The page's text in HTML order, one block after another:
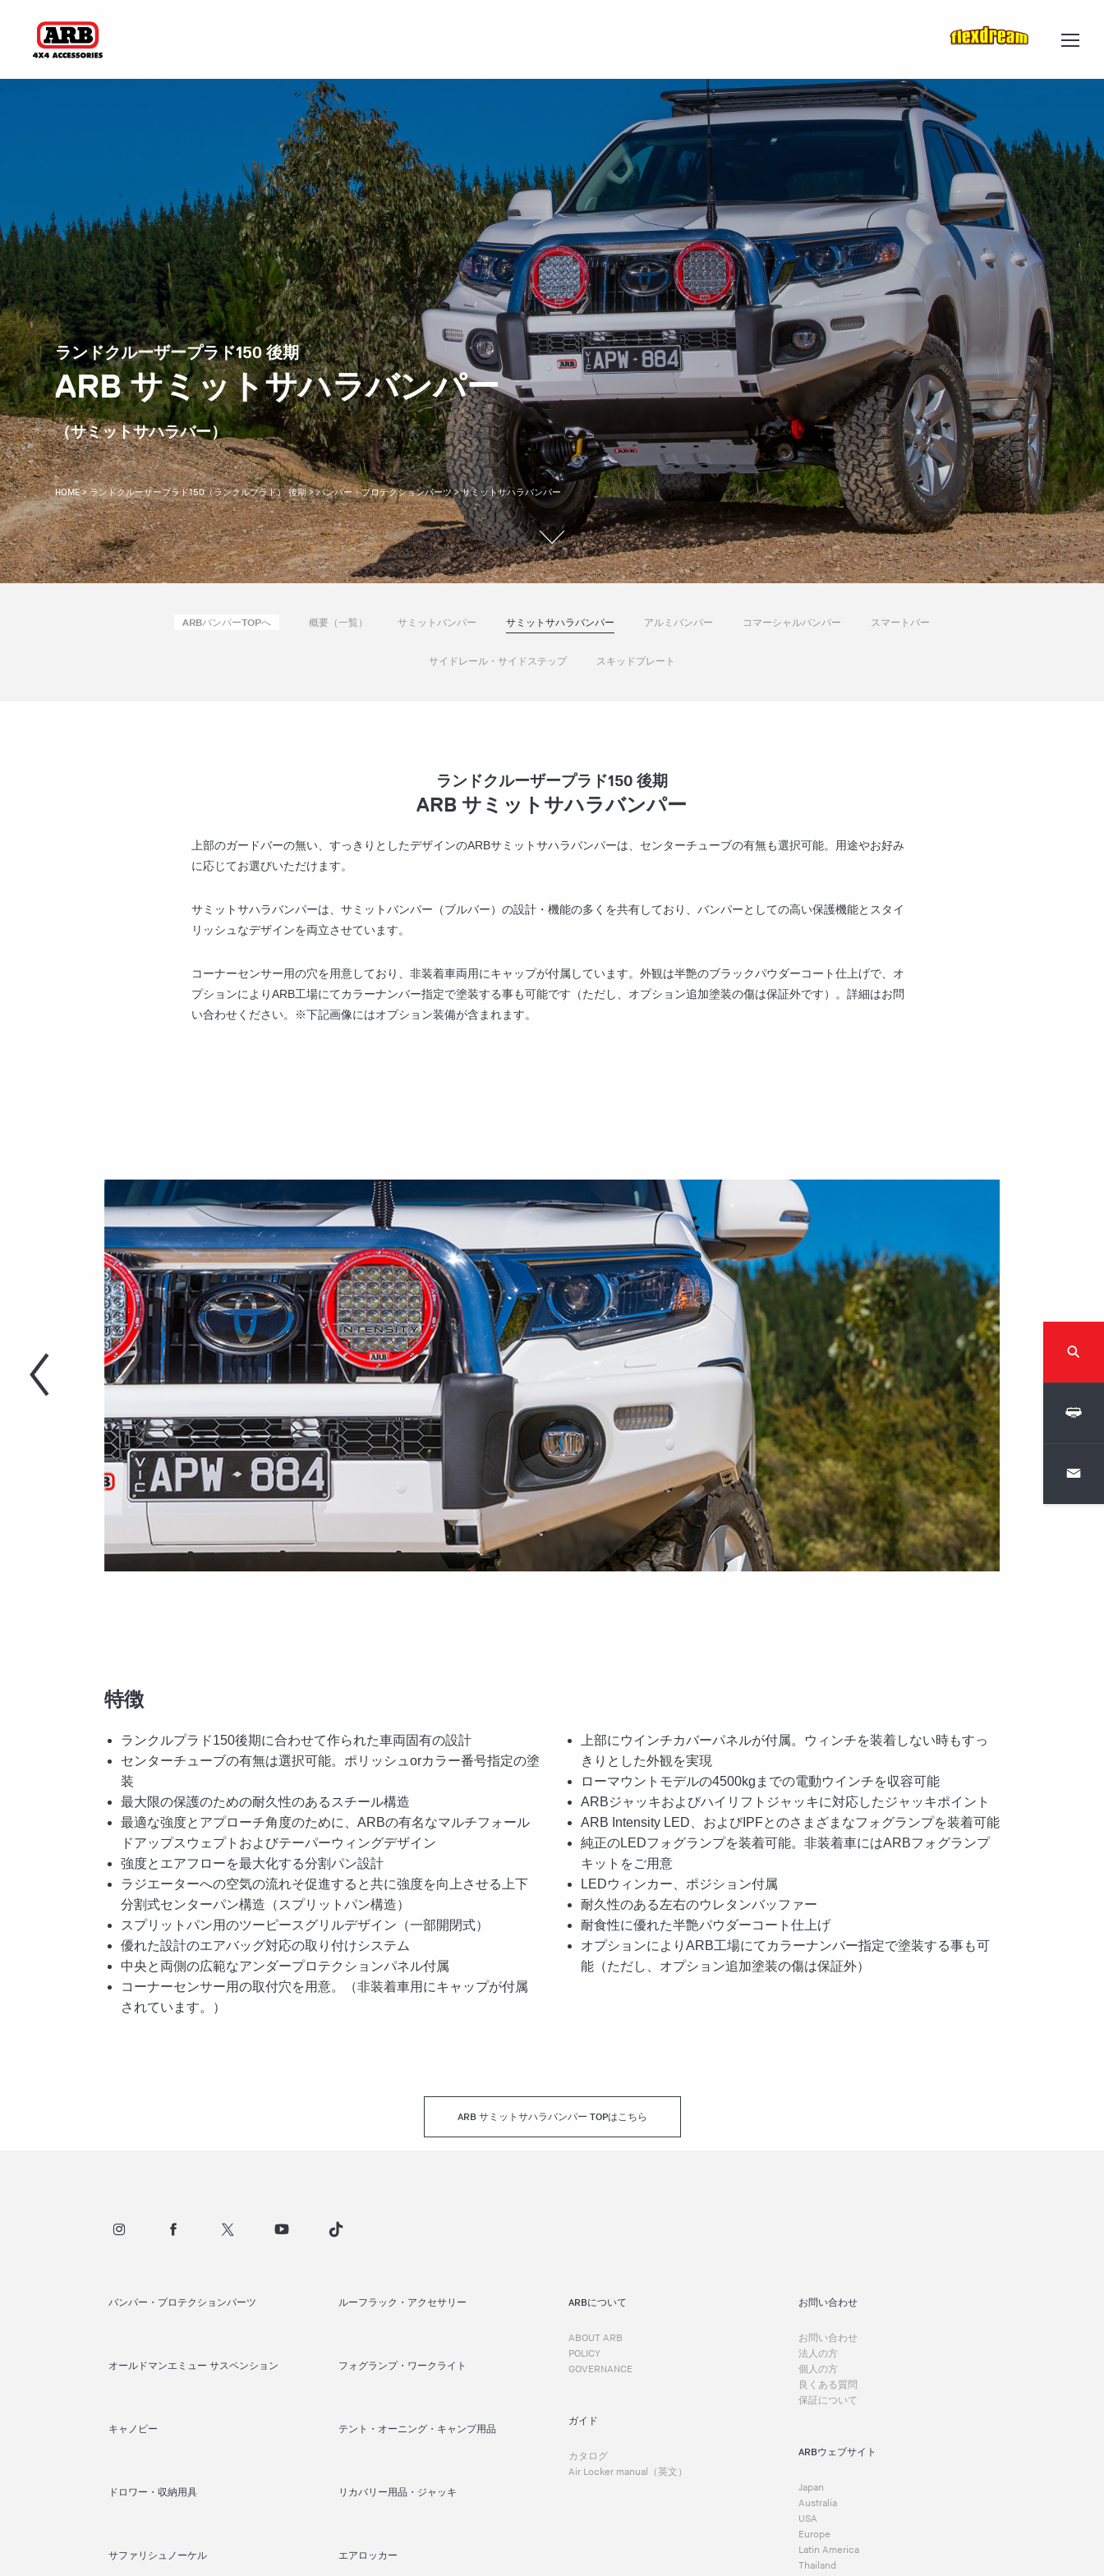
ランドクルーザープラド150 後期
ARB サミットサハラバンパー
（サミットサハラバー）
HOME>ランドクルーザープラド150（ランクルプラド） 後期>バンパー・プロテクションパーツ> サミットサハラバンパー
ARBバンパーTOPへ 概要（一覧） サミットバンパー サミットサハラバンパー アルミバンパー コマーシャルバンパー スマートバー
サイドレール・サイドステップ スキッドプレート
ランドクルーザープラド150 後期
ARB サミットサハラバンパー
上部のガードバーの無い、すっきりとしたデザインのARBサミットサハラバンパーは、センターチューブの有無も選択可能。用途やお好み
に応じてお選びいただけます。
サミットサハラバンパーは、サミットバンパー（ブルバー）の設計・機能の多くを共有しており、バンパーとしての高い保護機能とスタイ
リッシュなデザインを両立させています。
コーナーセンサー用の穴を用意しており、非装着車両用にキャップが付属しています。外観は半艶のブラックパウダーコート仕上げで、オ
プションによりARB工場にてカラーナンバー指定で塗装する事も可能です（ただし、オプション追加塗装の傷は保証外です）。詳細はお問
い合わせください。※下記画像にはオプション装備が含まれます。
特徴
ランクルプラド150後期に合わせて作られた車両固有の設計
センターチューブの有無は選択可能。ポリッシュorカラー番号指定の塗
装
最大限の保護のための耐久性のあるスチール構造
最適な強度とアプローチ角度のために、ARBの有名なマルチフォール
ドアップスウェプトおよびテーパーウィングデザイン
強度とエアフローを最大化する分割パン設計
ラジエーターへの空気の流れそ促進すると共に強度を向上させる上下
分割式センターパン構造（スプリットパン構造）
スプリットパン用のツーピースグリルデザイン（一部開閉式）
優れた設計のエアバッグ対応の取り付けシステム
中央と両側の広範なアンダープロテクションパネル付属
コーナーセンサー用の取付穴を用意。（非装着車用にキャップが付属
されています。）
上部にウインチカバーパネルが付属。ウィンチを装着しない時もすっ
きりとした外観を実現
ローマウントモデルの4500kgまでの電動ウインチを収容可能
ARBジャッキおよびハイリフトジャッキに対応したジャッキポイント
ARB Intensity LED、およびIPFとのさまざまなフォグランプを装着可能
純正のLEDフォグランプを装着可能。非装着車にはARBフォグランプ
キットをご用意
LEDウィンカー、ポジション付属
耐久性のある左右のウレタンバッファー
耐食性に優れた半艶パウダーコート仕上げ
オプションによりARB工場にてカラーナンバー指定で塗装する事も可
能（ただし、オプション追加塗装の傷は保証外）
ARB サミットサハラバンパー TOPはこちら
バンパー・プロテクションパーツ ルーフラック・アクセサリー
オールドマンエミュー サスペンション フォグランプ・ワークライト
キャノピー テント・オーニング・キャンプ用品
ドロワー・収納用具 リカバリー用品・ジャッキ
サファリシュノーケル エアロッカー
ARBについて
ABOUT ARB
POLICY
GOVERNANCE
ガイド
カタログ
Air Locker manual（英文）
お問い合わせ
お問い合わせ
法人の方
個人の方
良くある質問
保証について
ARBウェブサイト
Japan
Australia
USA
Europe
Latin America
Thailand